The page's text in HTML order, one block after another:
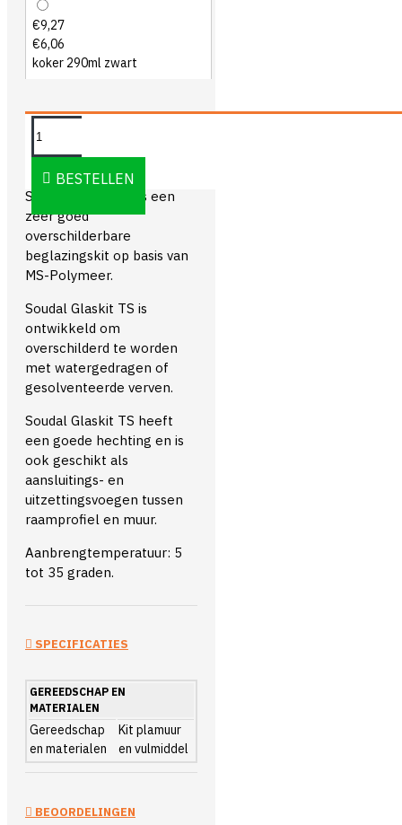
€9,27
€6,06
koker 290ml zwart
BESTELLEN
OMSCHRIJVING
Soudal Glaskit TS is een
zeer goed
overschilderbare
beglazingskit op basis van
MS-Polymeer.
Soudal Glaskit TS is
ontwikkeld om
overschilderd te worden
met watergedragen of
gesolventeerde verven.
Soudal Glaskit TS heeft
een goede hechting en is
ook geschikt als
aansluitings- en
uitzettingsvoegen tussen
raamprofiel en muur.
Aanbrengtemperatuur: 5
tot 35 graden.
SPECIFICATIES
GEREEDSCHAP EN
MATERIALEN
Gereedschap
en materialen
Kit plamuur
en vulmiddel
BEOORDELINGEN